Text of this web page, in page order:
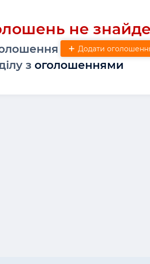
не
Додати
з оголошеннями